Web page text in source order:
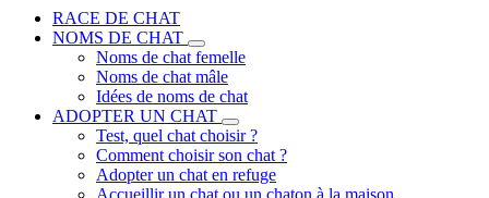
RACE DE CHAT
NOMS DE CHAT
Noms de chat femelle
Noms de chat mâle
Idées de noms de chat
ADOPTER UN CHAT
Test, quel chat choisir ?
Comment choisir son chat ?
Adopter un chat en refuge
Accueillir un chat ou un chaton à la maison